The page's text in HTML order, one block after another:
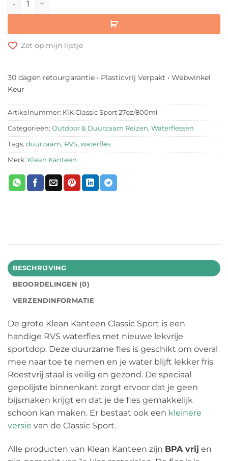
Zet op mijn lijstje
30 dagen retourgarantie • Plasticvrij Verpakt • Webwinkel
Keur
Artikelnummer: KlK Classic Sport 27oz/800ml
Categorieën: Outdoor & Duurzaam Reizen, Waterflessen
Tags: duurzaam, RVS, waterfles
Merk: Klean Kanteen
BESCHRIJVING
BEOORDELINGEN (0)
VERZENDINFORMATIE
De grote Klean Kanteen Classic Sport is een
handige RVS waterfles met nieuwe lekvrije
sportdop. Deze duurzame fles is geschikt om overal
mee naar toe te nemen en je water blijft lekker fris.
Roestvrij staal is veilig en gezond. De speciaal
gepolijste binnenkant zorgt ervoor dat je geen
bijsmaken krijgt en dat je de fles gemakkelijk
schoon kan maken. Er bestaat ook een kleinere
versie van de Classic Sport.
Alle producten van Klean Kanteen zijn BPA vrij en